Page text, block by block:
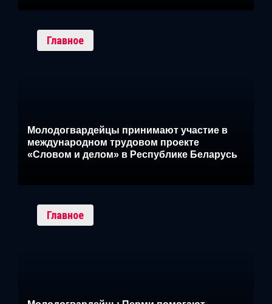
Главное
Молодогвардейцы принимают участие в
международном трудовом проекте
«Словом и делом» в Республике Беларусь
Главное